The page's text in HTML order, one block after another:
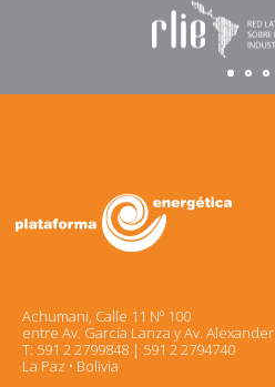
Achumani, Calle 11 Nº 100
entre Av. García Lanza y Av. Alexander
T: 591 2 2799848 | 591 2 2794740
La Paz • Bolivia